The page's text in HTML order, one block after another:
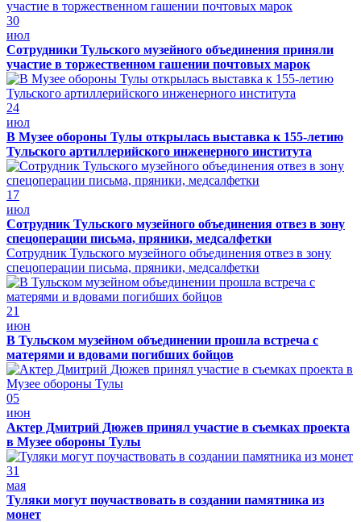
30
июл
Сотрудники Тульского музейного объединения приняли
участие в торжественном гашении почтовых марок
24
июл
В Музее обороны Тулы открылась выставка к 155-летию
Тульского артиллерийского инженерного института
17
июл
Сотрудник Тульского музейного объединения отвез в зону
спецоперации письма, пряники, медсалфетки
Сотрудник Тульского музейного объединения отвез в зону
спецоперации письма, пряники, медсалфетки
21
июн
В Тульском музейном объединении прошла встреча с
матерями и вдовами погибших бойцов
05
июн
Актер Дмитрий Дюжев принял участие в съемках проекта
в Музее обороны Тулы
31
мая
Туляки могут поучаствовать в создании памятника из
монет